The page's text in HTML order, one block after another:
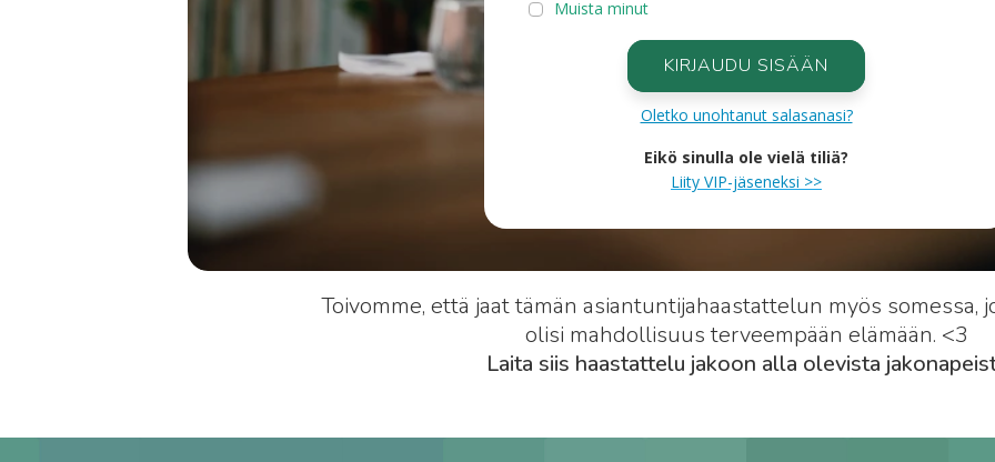
Muista minut
KIRJAUDU SISÄÄN
Oletko unohtanut salasanasi?
Eikö sinulla ole vielä tiliä?
Liity VIP-jäseneksi >>
Toivomme, että jaat tämän asiantuntijahaastattelun myös somessa,
olisi mahdollisuus terveempään elämään. <3
Laita siis haastattelu jakoon alla olevista